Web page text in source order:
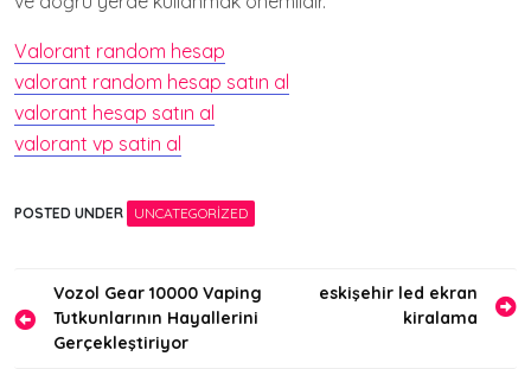
Valorant random hesap
valorant random hesap satın al
valorant hesap satın al
valorant vp satin al
POSTED UNDER UNCATEGORIZED
Yazı
gezinmesi
Vozol Gear 10000 Vaping
Tutkunlarının Hayallerini
Gerçekleştiriyor
eskişehir led ekran
kiralama